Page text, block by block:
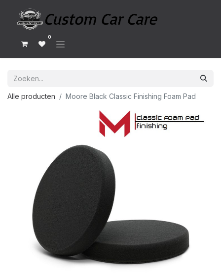
0
Alle producten Moore Black Classic Finishing Foam Pad